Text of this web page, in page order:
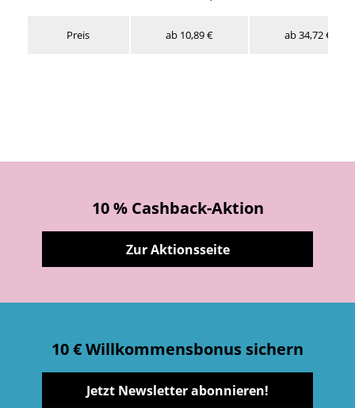
Preis ab 10,89 € ab 34,72 €
10 % Cashback-Aktion
Zur Aktionsseite
10 € Willkommensbonus sichern
Jetzt Newsletter abonnieren!